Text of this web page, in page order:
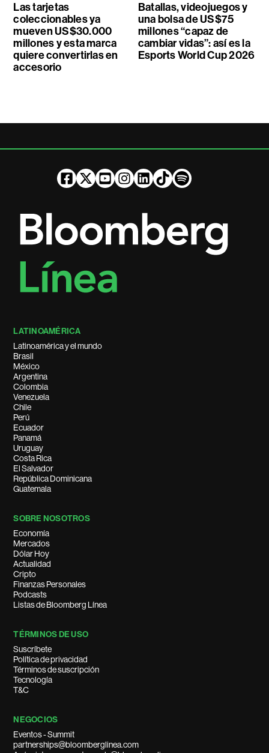
Las tarjetas
coleccionables ya
mueven US$30.000
millones y esta marca
quiere convertirlas en
accesorio
Batallas, videojuegos y
una bolsa de US$75
millones “capaz de
cambiar vidas”: así es la
Esports World Cup 2026
LATINOAMÉRICA
Latinoamérica y el mundo
Brasil
México
Argentina
Colombia
Venezuela
Chile
Perú
Ecuador
Panamá
Uruguay
Costa Rica
El Salvador
República Dominicana
Guatemala
SOBRE NOSOTROS
Economía
Mercados
Dólar Hoy
Actualidad
Cripto
Finanzas Personales
Podcasts
Listas de Bloomberg Línea
TÉRMINOS DE USO
Suscríbete
Política de privacidad
Términos de suscripción
Tecnología
T&C
NEGOCIOS
Eventos - Summit
partnerships@bloomberglinea.com